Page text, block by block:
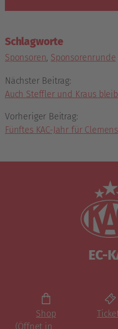
Schlagworte
Sponsoren, Sponsorenrunde
Nächster Beitrag:
Auch Steffler und Kraus
Vorheriger Beitrag:
Fünftes KAC-Jahr für
EC-
Shop
(Öffnet in